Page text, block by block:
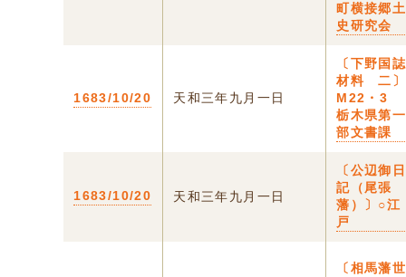
町横接郷土
史研究会
1683/10/20 天和三年九月一日
〔下野国誌
材料 二〕
M22・3
栃木県第一
部文書課
1683/10/20 天和三年九月一日
〔公辺御日
記（尾張
藩）〕○江
戸
〔相馬藩世